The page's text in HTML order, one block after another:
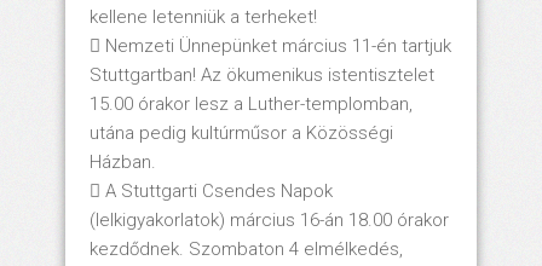
kellene letenniük a terheket!
 Nemzeti Ünnepünket március 11-én tartjuk
Stuttgartban! Az ökumenikus istentisztelet
15.00 órakor lesz a Luther-templomban,
utána pedig kultúrműsor a Közösségi
Házban.
 A Stuttgarti Csendes Napok
(lelkigyakorlatok) március 16-án 18.00 órakor
kezdődnek. Szombaton 4 elmélkedés,